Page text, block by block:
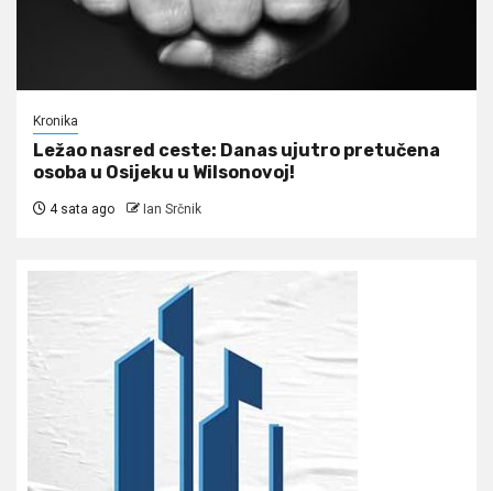
Kronika
Ležao nasred ceste: Danas ujutro pretučena
osoba u Osijeku u Wilsonovoj!
4 sata ago Ian Srčnik